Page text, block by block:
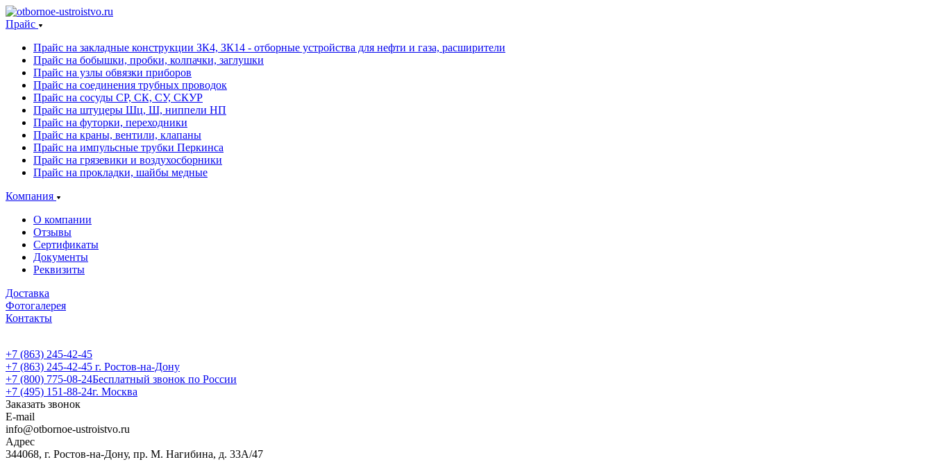
Прайс
Прайс на закладные конструкции ЗК4, ЗК14 - отборные устройства для нефти и газа, расширители
Прайс на бобышки, пробки, колпачки, заглушки
Прайс на узлы обвязки приборов
Прайс на соединения трубных проводок
Прайс на сосуды СР, СК, СУ, СКУР
Прайс на штуцеры Шц, Ш, ниппели НП
Прайс на футорки, переходники
Прайс на краны, вентили, клапаны
Прайс на импульсные трубки Перкинса
Прайс на грязевики и воздухосборники
Прайс на прокладки, шайбы медные
Компания
О компании
Отзывы
Сертификаты
Документы
Реквизиты
Доставка
Фотогалерея
Контакты
+7 (863) 245-42-45
+7 (863) 245-42-45 г. Ростов-на-Дону
+7 (800) 775-08-24Бесплатный звонок по России
+7 (495) 151-88-24г. Москва
Заказать звонок
E-mail
info@otbornoe-ustroistvo.ru
Адрес
344068, г. Ростов-на-Дону, пр. М. Нагибина, д. 33А/47